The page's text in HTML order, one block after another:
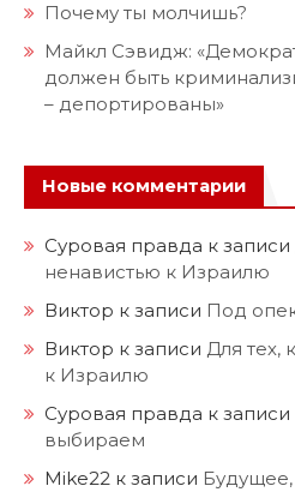
Почему ты молчишь?
Майкл Сэвидж:
должен быть
– депортированы»
Новые комментарии
Суровая правда к записи
ненавистью к Израилю
Виктор к записи Под
Виктор к записи Для тех,
к Израилю
Суровая правда к записи
выбираем
Mike22 к записи